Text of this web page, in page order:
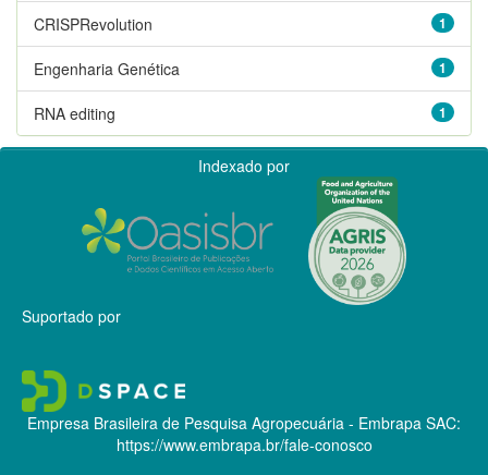
1
CRISPRevolution
1
Engenharia Genética
1
RNA editing
Indexado por
Suportado por
Empresa Brasileira de Pesquisa Agropecuária - Embrapa SAC:
https://www.embrapa.br/fale-conosco